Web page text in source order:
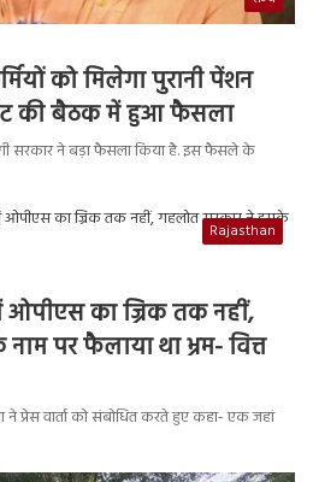
को मिलेगा पुरानी पेंशन
की बैठक में हुआ फैसला
सरकार ने बड़ा फैसला किया है. इस फैसले के
Rajasthan
ओपीएस का ज्रिक तक नहीं,
पर फैलाया था भ्रम- वित्त
ने प्रेस वार्ता को संबोधित करते हुए कहा- एक जहां